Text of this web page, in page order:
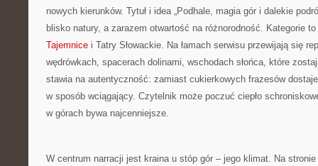
nowych kierunków. Tytuł i idea „Podhale, magia gór i dalekie
blisko natury, a zarazem otwartość na różnorodność. Kategorie to
Tajemnice i Tatry Słowackie. Na łamach serwisu przewijają się
wędrówkach, spacerach dolinami, wschodach słońca, które
stawia na autentyczność: zamiast cukierkowych frazesów
w sposób wciągający. Czytelnik może poczuć ciepło
w górach bywa najcenniejsze.
W centrum narracji jest kraina u stóp gór – jego klimat. Na